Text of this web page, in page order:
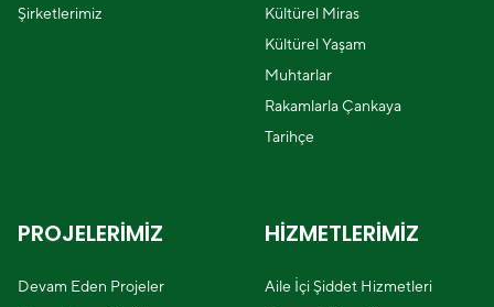
Şirketlerimiz
Kültürel Miras
Kültürel Yaşam
Muhtarlar
Rakamlarla Çankaya
Tarihçe
PROJELERİMİZ
Devam Eden Projeler
HİZMETLERİMİZ
Aile İçi Şiddet Hizmetleri